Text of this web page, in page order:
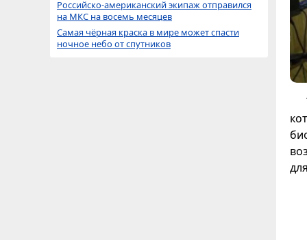
Российско-американский экипаж отправился
на МКС на восемь месяцев
Самая чёрная краска в мире может спасти
ночное небо от спутников